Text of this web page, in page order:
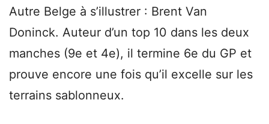
Autre Belge à s’illustrer : Brent Van
Doninck. Auteur d’un top 10 dans les deux
manches (9e et 4e), il termine 6e du GP et
prouve encore une fois qu’il excelle sur les
terrains sablonneux.